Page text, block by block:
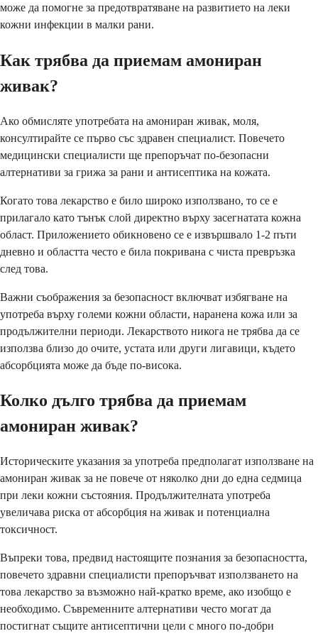
може да помогне за предотвратяване на развитието на леки
кожни инфекции в малки рани.
Как трябва да приемам амониран
живак?
Ако обмисляте употребата на амониран живак, моля,
консултирайте се първо със здравен специалист. Повечето
медицински специалисти ще препоръчат по-безопасни
алтернативи за грижа за рани и антисептика на кожата.
Когато това лекарство е било широко използвано, то се е
прилагало като тънък слой директно върху засегнатата кожна
област. Приложението обикновено се е извършвало 1-2 пъти
дневно и областта често е била покривана с чиста превръзка
след това.
Важни съображения за безопасност включват избягване на
употреба върху големи кожни области, наранена кожа или за
продължителни периоди. Лекарството никога не трябва да се
използва близо до очите, устата или други лигавици, където
абсорбцията може да бъде по-висока.
Колко дълго трябва да приемам
амониран живак?
Историческите указания за употреба предполагат използване на
амониран живак за не повече от няколко дни до една седмица
при леки кожни състояния. Продължителната употреба
увеличава риска от абсорбция на живак и потенциална
токсичност.
Въпреки това, предвид настоящите познания за безопасността,
повечето здравни специалисти препоръчват използването на
това лекарство за възможно най-кратко време, ако изобщо е
необходимо. Съвременните алтернативи често могат да
постигнат същите антисептични цели с много по-добри